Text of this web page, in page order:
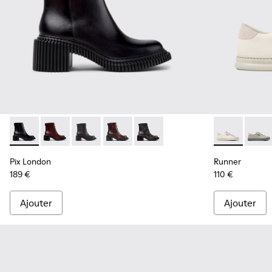
Pix London - K400804-001 - Bottines en cuir noir pour
Pix London - K400804-006
Pix London - K400804-005
Pix London - K400804-004
Pix London - K400804-002
Pix London
189 €
Ajouter
Runner -
Runner
110 €
Ajouter